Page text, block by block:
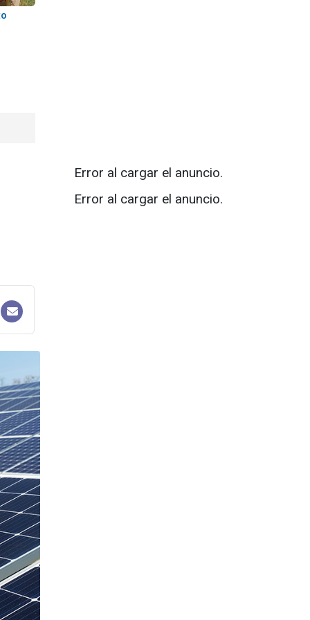
Error al cargar el anuncio.
Error al cargar el anuncio.